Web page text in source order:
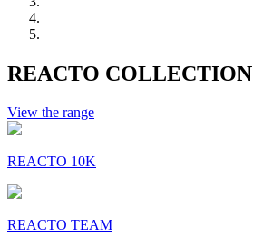
REACTO COLLECTION
View the range
REACTO 10K
REACTO TEAM